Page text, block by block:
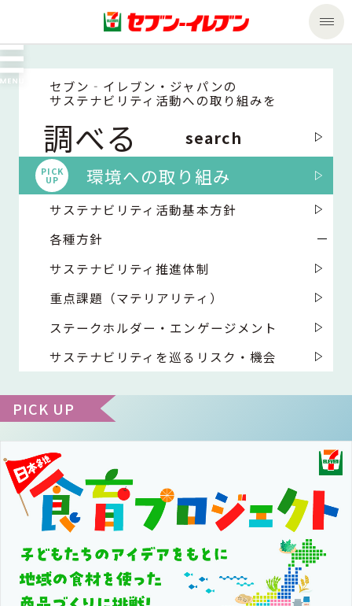
商品のご案内
商品のご案内トップ
今週の新商品
来週の新商品
商品カテゴリ一覧
食の安全・安心への取組み
ギフト
プリペイドカード・金券
ニンテンドー・ダウンロードカード
セール・キャンペーン
サービス
nanacoトップ
マルチコピー機でできることトップ
コピー
プリント
スキャン
ファクス
チケット
プリペイドサービス
便利なサービス
宅配便
切手・はがき・印紙
セブン銀行ATM
ご利用可能なお支払い方法
各種料金のお支払い
スマホプリペイド
チケットサービス
セブンチケット
チケットぴあ
イープラス
CNプレイガイド
セブン‐イレブンでお受取り
タワーレコード
セブンネットショッピング
停電時のサービス停止のお知らせ
企業情報トップ
ごあいさつ
会社概要
貸借対照表・損益計算書
沿革
国内店舗数
売上高、店舗数推移
私たちの取組み
サステナビリティ
サステナビリティトップ
サステナビリティ活動基本方針
サステナビリティ推進体制
GREEN CHALLENGE 2050
4VISIONS
サステナビリティニュース
加盟店オーナー募集
アルバイト情報 採用情報
店舗検索
お問い合わせ
Language
English (Corporate)
English (Services)
明日の笑顔を
共に創る
セブン‐イレブン・ジャパンの
サステナビリティ活動への取り組みを
調べる search
PICK
UP 環境への取り組み
サステナビリティ活動基本方針
各種方針
サステナビリティ推進体制
重点課題（マテリアリティ）
ステークホルダー・エンゲージメント
サステナビリティを巡るリスク・機会
PICK UP